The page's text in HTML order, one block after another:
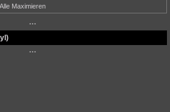
Alle Maximieren
···
···